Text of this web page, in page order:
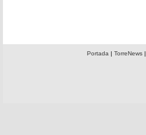
Portada | TorreNews|